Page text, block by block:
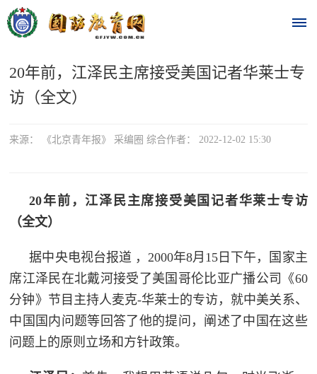
首
要
热
点
追
踪
20年前，江泽民主席接受美国记者华莱士专
访（全文）
来源： 《北京青年报》 采编圈 综合作者： 2022-12-02 15:30
20年前，江泽民主席接受美国记者华莱士专访
（全文）
据中央电视台报道 ，2000年8月15日下午，国家主
席江泽民在北戴河接受了美国哥伦比亚广播公司《60
分钟》节目主持人麦克-华莱士的专访，就中美关系、
中国国内问题等回答了他的提问，阐述了中国在这些
问题上的原则立场和方针政策。